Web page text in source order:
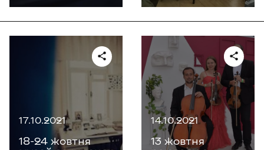
17.10.2021
18-24 жовтня
14.10.2021
13 жовтня